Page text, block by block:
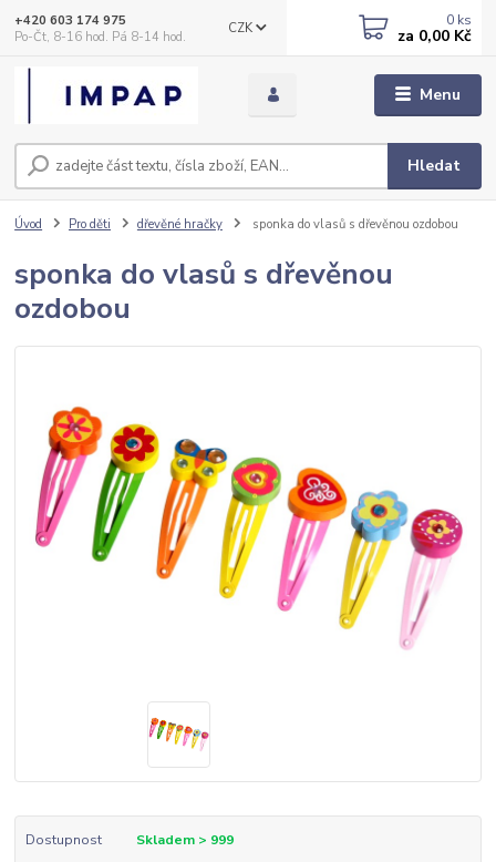
Menu
CZK
Hledat
+420 603 174 975
Po-Čt, 8-16 hod. Pá 8-14 hod.
0 ks
za 0,00 Kč
Úvod Pro děti dřevěné hračky sponka do vlasů s dřevěnou ozdobou
sponka do vlasů s dřevěnou
ozdobou
Dostupnost Skladem > 999